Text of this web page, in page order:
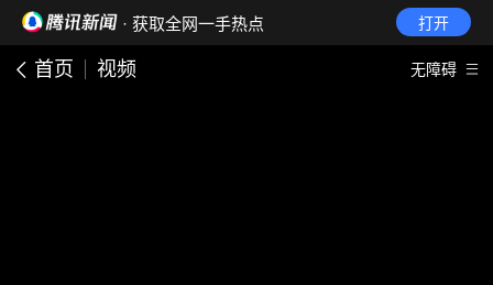
· 获取全网一手热点 打开
首页 视频 无障碍